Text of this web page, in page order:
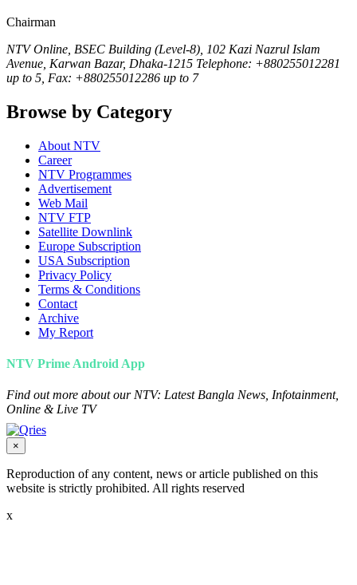
Chairman
NTV Online, BSEC Building (Level-8), 102 Kazi Nazrul Islam
Avenue, Karwan Bazar, Dhaka-1215 Telephone: +880255012281
up to 5, Fax: +880255012286 up to 7
Browse by Category
About NTV
Career
NTV Programmes
Advertisement
Web Mail
NTV FTP
Satellite Downlink
Europe Subscription
USA Subscription
Privacy Policy
Terms & Conditions
Contact
Archive
My Report
NTV Prime Android App
Find out more about our NTV: Latest Bangla News, Infotainment,
Online & Live TV
×
Reproduction of any content, news or article published on this
website is strictly prohibited. All rights reserved
x